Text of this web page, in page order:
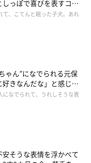
していた。それが３才く
を垂らさなくなり、吐
飲ませる、窓を少し開
れているような対処法
」が一番大きかったよ
に、どうやら車に乗る
っぽで喜びを表すコに
て、こてんと眠った子犬。あれ
ゃん”になでられる元保
きなんだな」と感じる
になでられて、うれしそうな表
そうな表情を浮かべて